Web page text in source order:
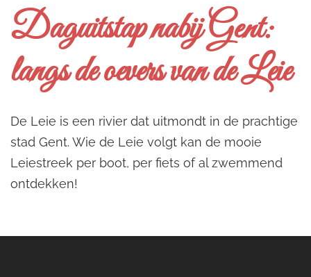
Daguitstap nabij Gent:
langs de oevers van de Leie
De Leie is een rivier dat uitmondt in de prachtige
stad Gent. Wie de Leie volgt kan de mooie
Leiestreek per boot, per fiets of al zwemmend
ontdekken!